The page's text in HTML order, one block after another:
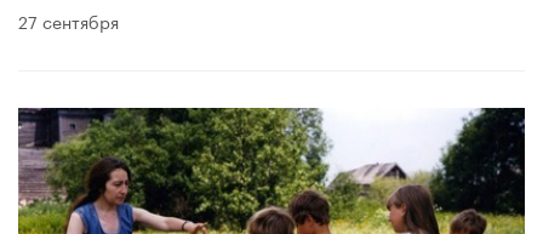
27 сентября